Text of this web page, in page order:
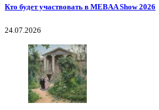
Кто будет участвовать в MEBAA Show 2026
24.07.2026